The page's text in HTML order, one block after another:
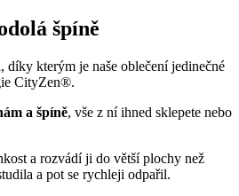
špíně
díky kterým je naše oblečení jedinečné
CityZen®.
a špíně, vše z ní ihned sklepete nebo
a rozvádí ji do větší plochy než
a pot se rychleji odpařil.